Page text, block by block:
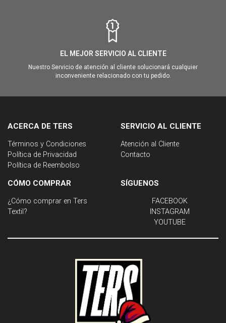
EL MEJOR SERVICIO AL CLIENTE
Nuestro Servicio de atención al cliente solucionará cualquier
inconveniente relacionado con tu pedido.
ACERCA DE TERS
Términos y Condiciones
Política de Privacidad
Política de Reembolso
SERVICIO AL CLIENTE
Atención al Cliente
Contacto
CÓMO COMPRAR
¿Cómo comprar en Ters
Textil?
SÍGUENOS
FACEBOOK
INSTAGRAM
YOUTUBE